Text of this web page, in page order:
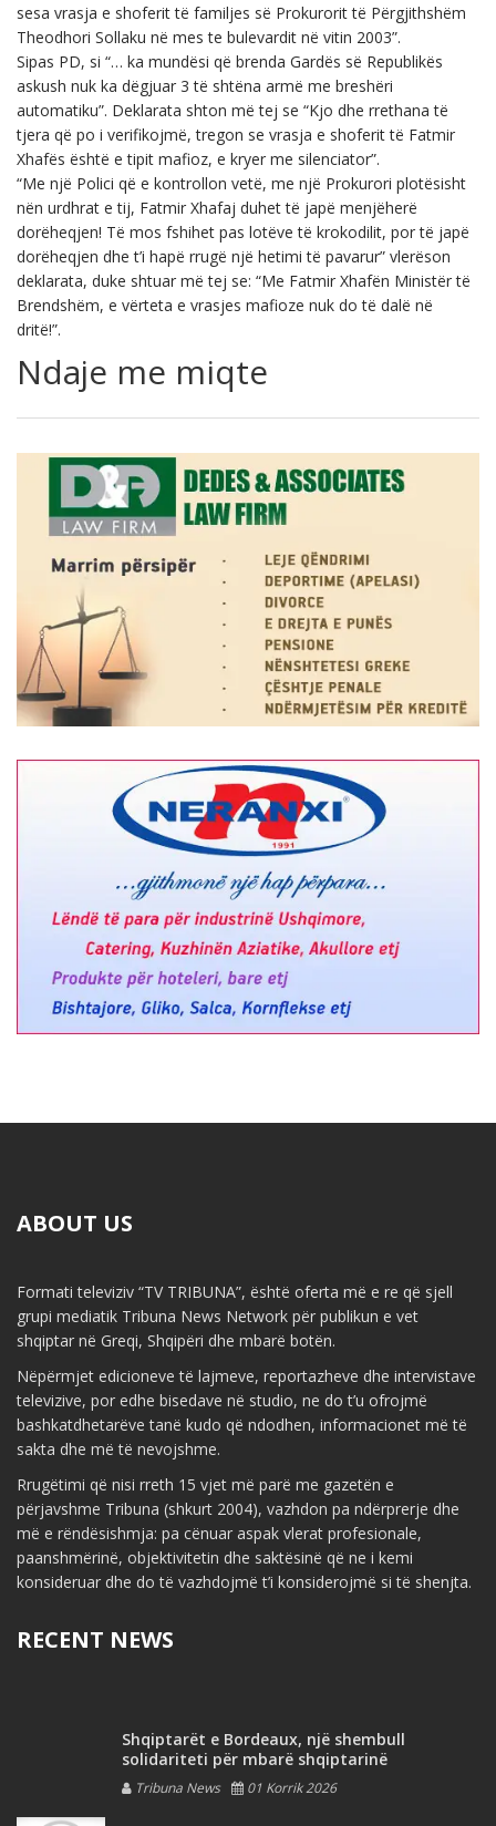
sesa vrasja e shoferit të familjes së Prokurorit të Përgjithshëm
Theodhori Sollaku në mes te bulevardit në vitin 2003”.
Sipas PD, si “… ka mundësi që brenda Gardës së Republikës
askush nuk ka dëgjuar 3 të shtëna armë me breshëri
automatiku”. Deklarata shton më tej se “Kjo dhe rrethana të
tjera që po i verifikojmë, tregon se vrasja e shoferit të Fatmir
Xhafës është e tipit mafioz, e kryer me silenciator”.
“Me një Polici që e kontrollon vetë, me një Prokurori plotësisht
nën urdhrat e tij, Fatmir Xhafaj duhet të japë menjëherë
dorëheqjen! Të mos fshihet pas lotëve të krokodilit, por të japë
dorëheqjen dhe t’i hapë rrugë një hetimi të pavarur” vlerëson
deklarata, duke shtuar më tej se: “Me Fatmir Xhafën Ministër të
Brendshëm, e vërteta e vrasjes mafioze nuk do të dalë në
dritë!”.
Ndaje me miqte
ABOUT US
Formati televiziv “TV TRIBUNA”, është oferta më e re që sjell
grupi mediatik Tribuna News Network për publikun e vet
shqiptar në Greqi, Shqipëri dhe mbarë botën.
Nëpërmjet edicioneve të lajmeve, reportazheve dhe intervistave
televizive, por edhe bisedave në studio, ne do t’u ofrojmë
bashkatdhetarëve tanë kudo që ndodhen, informacionet më të
sakta dhe më të nevojshme.
Rrugëtimi që nisi rreth 15 vjet më parë me gazetën e
përjavshme Tribuna (shkurt 2004), vazhdon pa ndërprerje dhe
më e rëndësishmja: pa cënuar aspak vlerat profesionale,
paanshmërinë, objektivitetin dhe saktësinë që ne i kemi
konsideruar dhe do të vazhdojmë t’i konsiderojmë si të shenjta.
RECENT NEWS
Shqiptarët e Bordeaux, një shembull
solidariteti për mbarë shqiptarinë
Tribuna News 01 Korrik 2026